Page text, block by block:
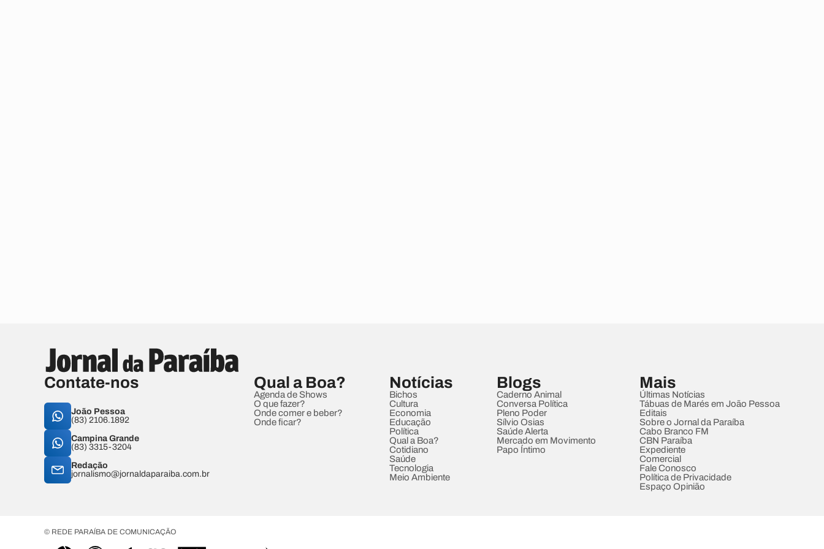
Contate-nos
João Pessoa
(83) 2106.1892
Campina Grande
(83) 3315-3204
Redação
jornalismo@jornaldaparaiba.com.br
Qual a Boa?
Agenda de Shows
O que fazer?
Onde comer e beber?
Onde ficar?
Notícias
Bichos
Cultura
Economia
Educação
Política
Qual a Boa?
Cotidiano
Saúde
Tecnologia
Meio Ambiente
Blogs
Caderno Animal
Conversa Política
Pleno Poder
Sílvio Osias
Saúde Alerta
Mercado em Movimento
Papo Íntimo
Mais
Últimas Notícias
Tábuas de Marés em João Pessoa
Editais
Sobre o Jornal da Paraíba
Cabo Branco FM
CBN Paraíba
Expediente
Comercial
Fale Conosco
Política de Privacidade
Espaço Opinião
© REDE PARAÍBA DE COMUNICAÇÃO